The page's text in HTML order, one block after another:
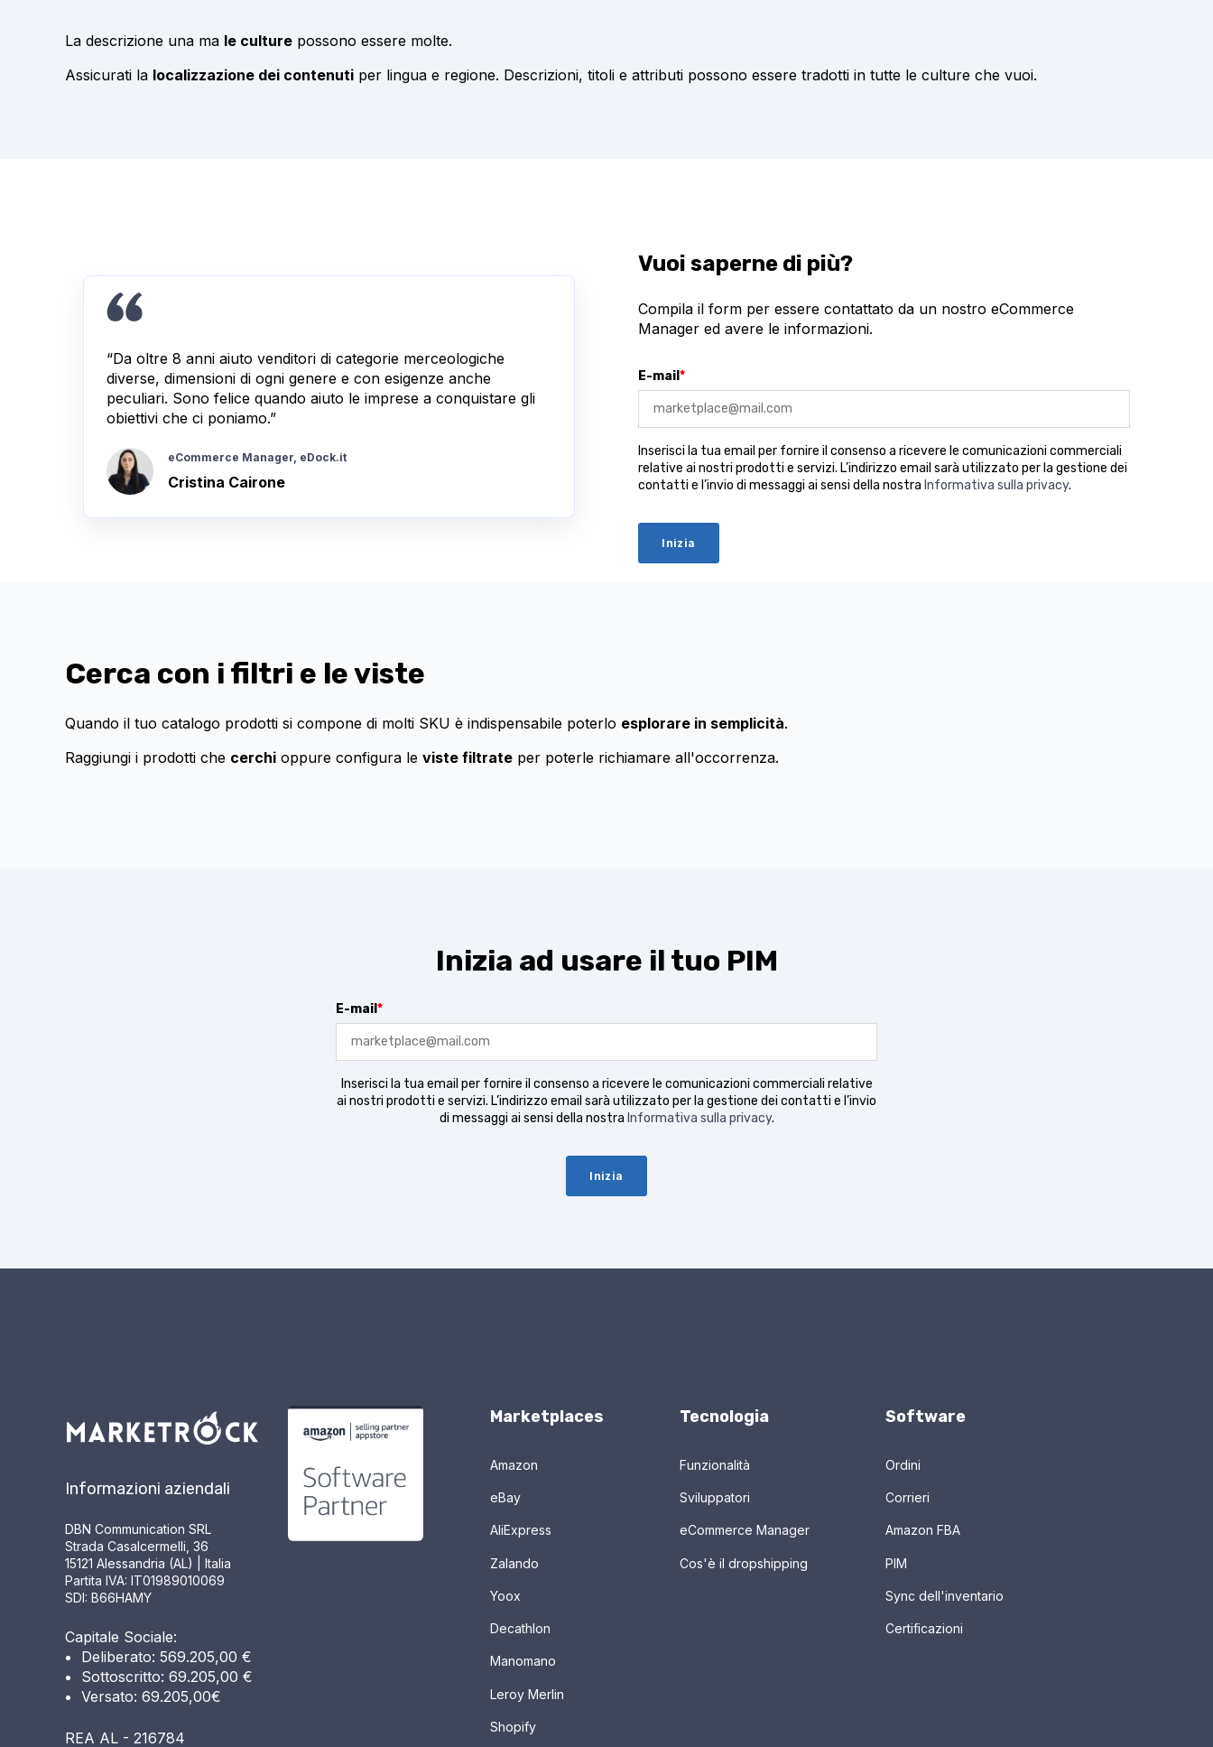
La descrizione una ma le culture possono essere molte.
Assicurati la localizzazione dei contenuti per lingua e regione. Descrizioni, titoli e attributi possono essere tradotti in tutte le culture che vuoi.
“Da oltre 8 anni aiuto venditori di categorie merceologiche
diverse, dimensioni di ogni genere e con esigenze anche
peculiari. Sono felice quando aiuto le imprese a conquistare gli
obiettivi che ci poniamo.”
eCommerce Manager, eDock.it
Cristina Cairone
Vuoi saperne di più?
Compila il form per essere contattato da un nostro eCommerce
Manager ed avere le informazioni.
E-mail*
Inserisci la tua email per fornire il consenso a ricevere le comunicazioni commerciali
relative ai nostri prodotti e servizi. L’indirizzo email sarà utilizzato per la gestione dei
contatti e l’invio di messaggi ai sensi della nostra Informativa sulla privacy.
Cerca con i filtri e le viste
Quando il tuo catalogo prodotti si compone di molti SKU è indispensabile poterlo esplorare in semplicità.
Raggiungi i prodotti che cerchi oppure configura le viste filtrate per poterle richiamare all'occorrenza.
Inizia ad usare il tuo PIM
E-mail *
Inserisci la tua email per fornire il consenso a ricevere le comunicazioni commerciali relative
ai nostri prodotti e servizi. L’indirizzo email sarà utilizzato per la gestione dei contatti e l’invio
di messaggi ai sensi della nostra Informativa sulla privacy.
Informazioni aziendali
DBN Communication SRL
Strada Casalcermelli, 36
15121 Alessandria (AL) | Italia
Partita IVA: IT01989010069
SDI: B66HAMY
Capitale Sociale:
Deliberato: 569.205,00 €
Sottoscritto: 69.205,00 €
Versato: 69.205,00€
REA AL - 216784
Marketplaces
Amazon
eBay
AliExpress
Zalando
Yoox
Decathlon
Manomano
Leroy Merlin
Shopify
Tecnologia
Funzionalità
Sviluppatori
eCommerce Manager
Cos'è il dropshipping
Software
Ordini
Corrieri
Amazon FBA
PIM
Sync dell'inventario
Certificazioni